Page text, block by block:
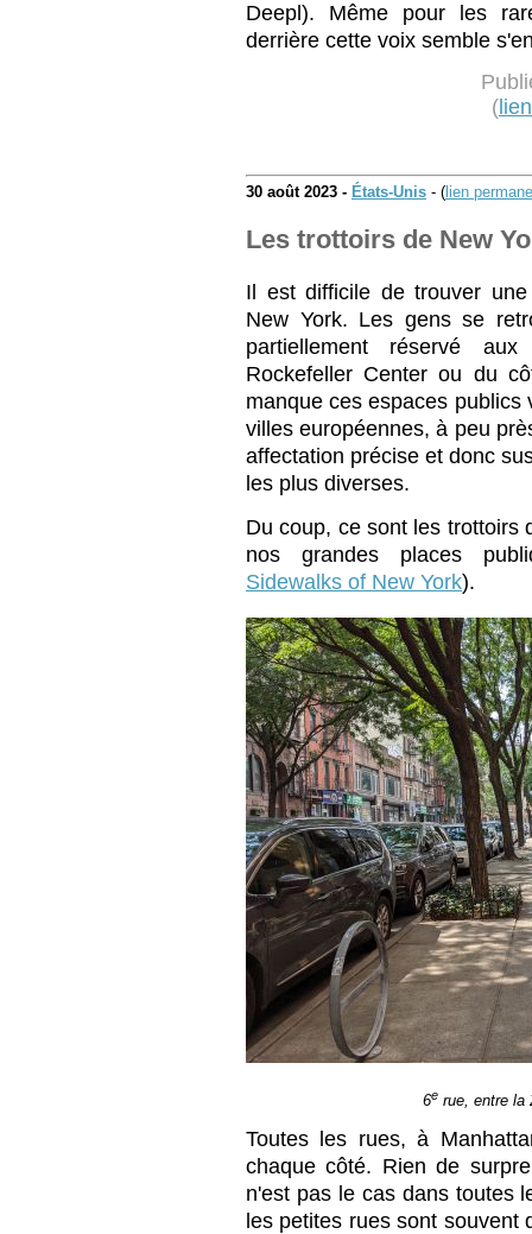
Deepl). Même pour les
derrière cette voix semble
(
30 août 2023 - États-Unis - ( lien
Les trottoirs de New
Il est difficile de trouver
New York. Les gens se
partiellement réservé
Rockefeller Center ou du
manque ces espaces
villes européennes, à peu
affectation précise et donc
les plus diverses.
Du coup, ce sont les trottoirs
nos grandes places
Sidewalks of New York).
6e rue, entre la
Toutes les rues, à
chaque côté. Rien de
n'est pas le cas dans toutes
les petites rues sont souvent